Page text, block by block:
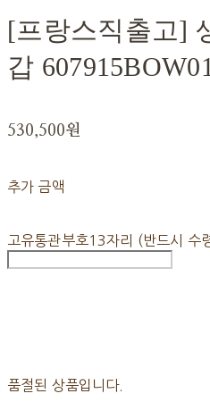
[프랑스직출고]
갑
530,500원
추가 금액
고유통관부호13자리 (반드시 수
품절된 상품입니다.